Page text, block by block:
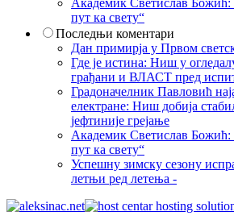
пут ка свету“
Последњи коментари
Дан примирја у Првом
Где је истина: Ниш у
грађани и ВЛАСТ пред
Градоначелник Павловић
електране: Ниш добија
јефтиније грејање
Академик Светислав
пут ка свету“
Успешну зимску сезону
летњи ред летења -